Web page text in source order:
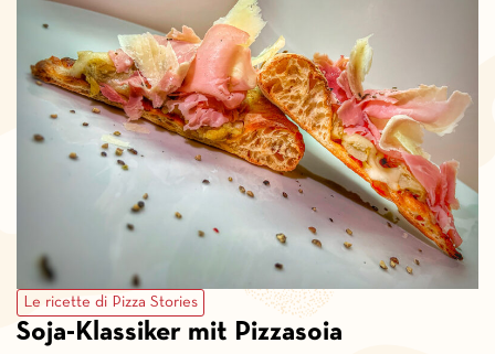
Le ricette di Pizza Stories
Soja-Klassiker mit Pizzasoia